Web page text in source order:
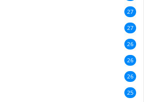
27
27
26
26
26
25